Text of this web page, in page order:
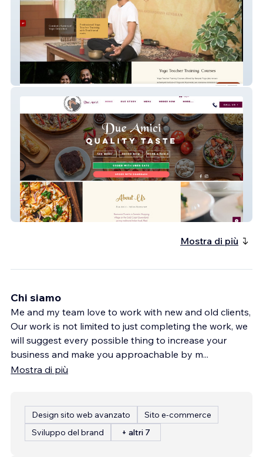
Samyak Yoga
dueamici
Mostra di più
Chi siamo
Me and my team love to work with new and old clients,
Our work is not limited to just completing the work, we
will suggest every possible thing to increase your
business and make you approachable by m...
Mostra di più
Design sito web avanzato
Sito e-commerce
Sviluppo del brand
+ altri 7